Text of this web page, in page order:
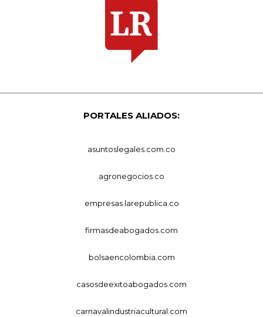
PORTALES ALIADOS:
asuntoslegales.com.co
agronegocios.co
empresas.larepublica.co
firmasdeabogados.com
bolsaencolombia.com
casosdeexitoabogados.com
carnavalindustriacultural.com